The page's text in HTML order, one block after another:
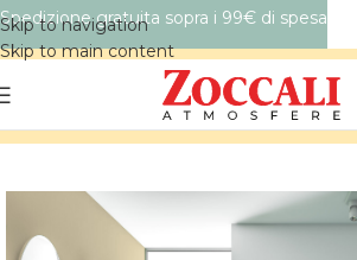
Skip to navigation
Skip to main content
Spedizione gratuita sopra i 99€ di spesa